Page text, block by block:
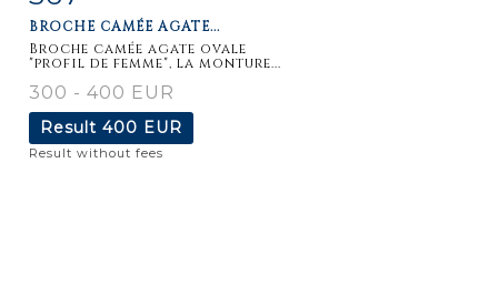
BROCHE CAMÉE AGATE...
Broche camée agate ovale
"profil de femme", la monture...
300 - 400 EUR
Result 400 EUR
Result without fees